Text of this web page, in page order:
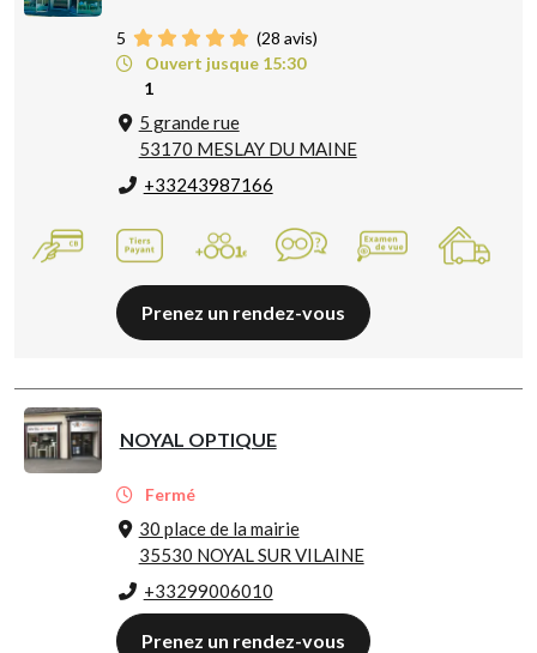
5 (28 avis)
Ouvert jusque 15:30
1
5 grande rue
53170 MESLAY DU MAINE
+33243987166
Prenez un rendez-vous
NOYAL OPTIQUE
Fermé
30 place de la mairie
35530 NOYAL SUR VILAINE
+33299006010
Prenez un rendez-vous